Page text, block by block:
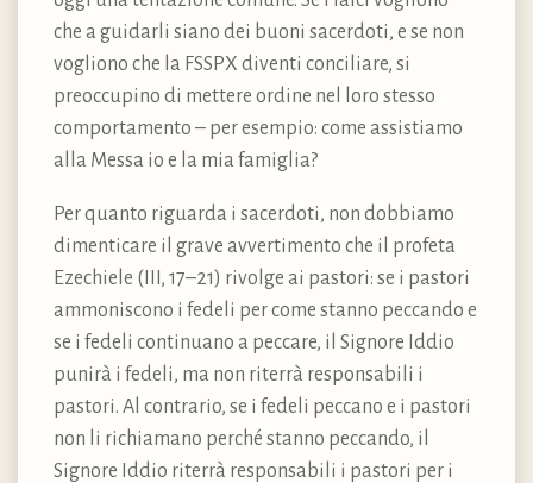
che a guidarli siano dei buoni sacerdoti, e se non
vogliono che la FSSPX diventi conciliare, si
preoccupino di mettere ordine nel loro stesso
comportamento – per esempio: come assistiamo
alla Messa io e la mia famiglia?
Per quanto riguarda i sacerdoti, non dobbiamo
dimenticare il grave avvertimento che il profeta
Ezechiele (III, 17–21) rivolge ai pastori: se i pastori
ammoniscono i fedeli per come stanno peccando e
se i fedeli continuano a peccare, il Signore Iddio
punirà i fedeli, ma non riterrà responsabili i
pastori. Al contrario, se i fedeli peccano e i pastori
non li richiamano perché stanno peccando, il
Signore Iddio riterrà responsabili i pastori per i